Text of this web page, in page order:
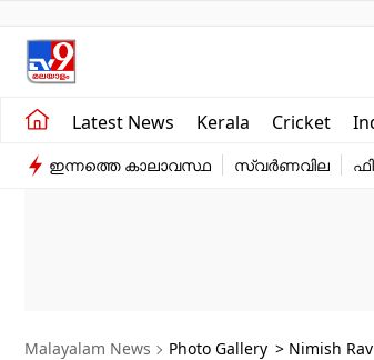
Latest News Kerala Cricket
Kerala
Indiaഇന്നത്തെ കാലാവസ്ഥ സ്വർണവില
Malayalam News Photo Gallery > Nimish